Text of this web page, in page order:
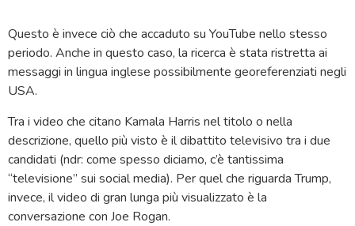
Questo è invece ciò che accaduto su YouTube nello stesso
periodo. Anche in questo caso, la ricerca è stata ristretta ai
messaggi in lingua inglese possibilmente georeferenziati negli
USA.
Tra i video che citano Kamala Harris nel titolo o nella
descrizione, quello più visto è il dibattito televisivo tra i due
candidati (ndr: come spesso diciamo, c’è tantissima
“televisione” sui social media). Per quel che riguarda Trump,
invece, il video di gran lunga più visualizzato è la
conversazione con Joe Rogan.